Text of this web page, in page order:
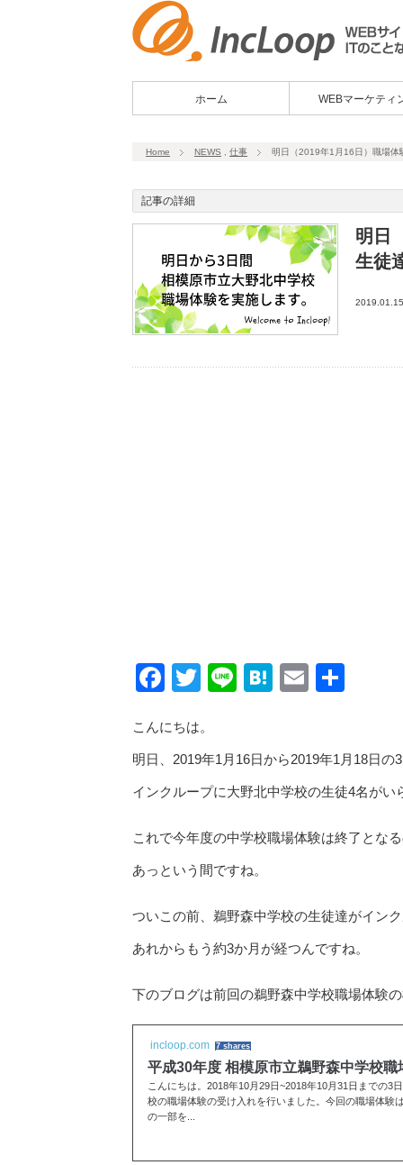
ホーム WEBマーケティ
Home NEWS 仕事 明日（2019年1月16日）職場体
記事の詳細
明日
生徒
2019.01.15
Facebook
Twitter
LineHatena
Email
こんにちは。
明日、2019年1月16日から2019年1月18日の3
インクループに大野北中学校の生徒4名がい
これで今年度の中学校職場体験は終了となる
あっという間ですね。
ついこの前、鵜野森中学校の生徒達がイン
あれからもう約3か月が経つんですね。
下のブログは前回の鵜野森中学校職場体験の
incloop.com 7 shares
平成30年度 相模原市立鵜野森中学校職
こんにちは。2018年10月29日~2018年10月31日までの3
校の職場体験の受け入れを行いました。今回の職場体験
の一部を...